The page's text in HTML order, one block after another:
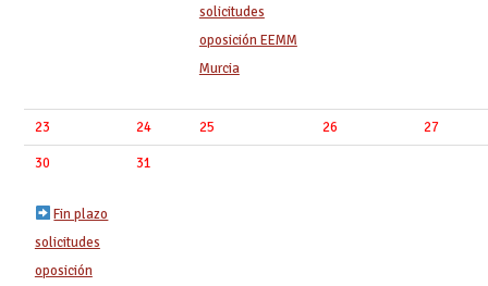
solicitudes
oposición EEMM
Murcia
23 24 25 26 27
30
Fin plazo
solicitudes
oposición
31